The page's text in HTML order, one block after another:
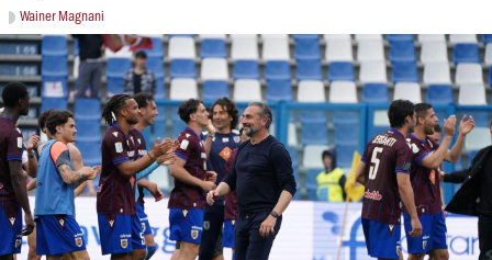
Wainer Magnani